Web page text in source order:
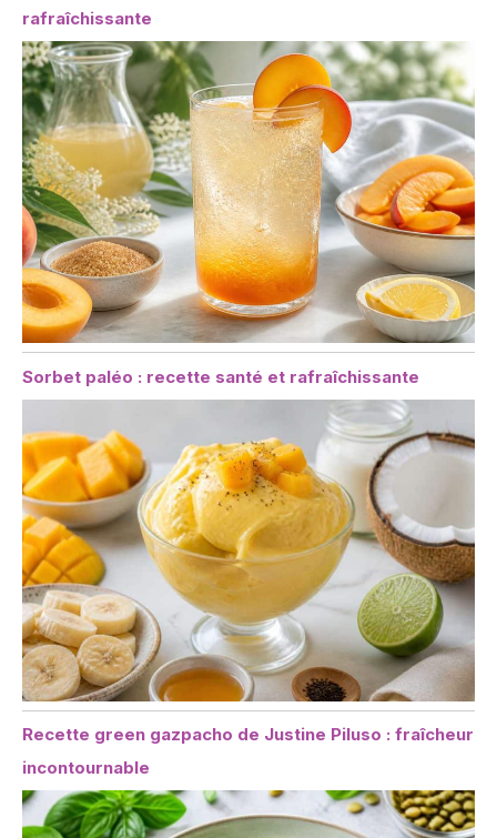
rafraîchissante
Sorbet paléo : recette santé et rafraîchissante
Recette green gazpacho de Justine Piluso : fraîcheur
incontournable